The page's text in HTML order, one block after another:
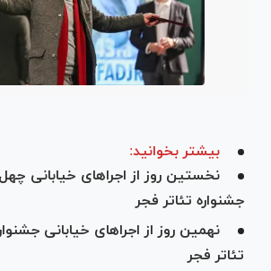
بیشتر بخوانید:
نخستین روز از اجرا‌های خیابانی
جشنواره تئاتر فجر
نهمین روز از اجرا‌های خیابانی
تئاتر فجر